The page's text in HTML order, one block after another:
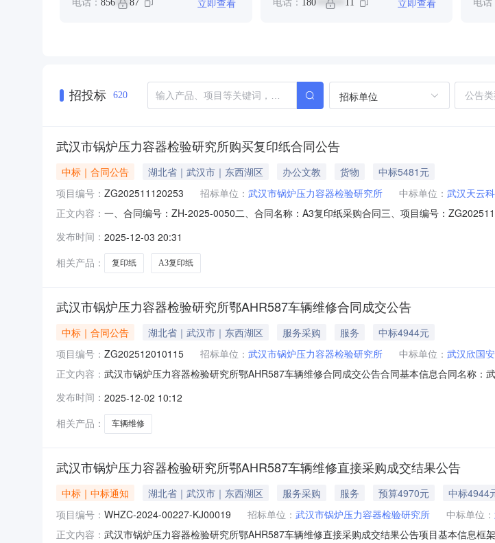
电话： 856 *** 87 电话： 180****** 11 电话
招投标 620 招标单位
武汉市锅炉压力容器检验研究所购买复印纸合同公告
中标｜合同公告 湖北省｜武汉市｜东西湖区 办公文教 货物
中标5481元
项目编号： ZG202511120253 招标单位： 武汉市锅炉压力容器检验研究所 中标单位： 武汉天云
正文内容： 一、合同编号：ZH-2025-0050二、合同名称：A3复印纸采购合同三、项目编号：
逻街汽渡路6、联系方式：13476281981六、合同主要信息1、主要标的名称：购复印纸2、
发布时间： 2025-12-03 20:31
相关产品：
复印纸 A3复印纸
武汉市锅炉压力容器检验研究所鄂AHR587车辆维修合同成交公告
中标｜合同公告 湖北省｜武汉市｜东西湖区 服务采购 服务
中标4944元
项目编号： ZG202512010115 招标单位： 武汉市锅炉压力容器检验研究所 中标单位： 武汉欣国
正文内容： 武汉市锅炉压力容器检验研究所鄂AHR587车辆维修合同成交公告合同基本信息合同名称
人：饶闻宇采购单位联系电话：18007181161成交供应商名称：武汉欣国安汽车维修服务
发布时间： 2025-12-02 10:12
相关产品：
车辆维修
武汉市锅炉压力容器检验研究所鄂AHR587车辆维修直接采购成交结果公告
中标｜中标通知 湖北省｜武汉市｜东西湖区 服务采购 服务 预算4970元
中标4944
项目编号： WHZC-2024-00227-KJ00019 招标单位： 武汉市锅炉压力容器检验研究所 中标单位：
正文内容： 武汉市锅炉压力容器检验研究所鄂AHR587车辆维修直接采购成交结果公告项目基本信息